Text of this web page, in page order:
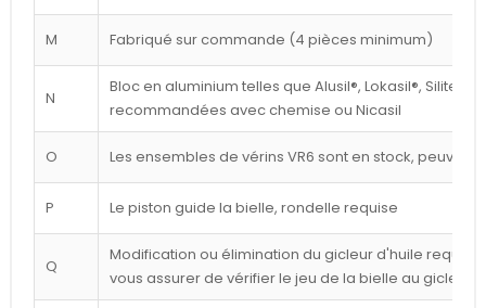
M Fabriqué sur commande (4 pièces minimum)
N
Bloc en aluminium telles que Alusil®, Lokasil®, Silitec®,
recommandées avec chemise ou Nicasil
O Les ensembles de vérins VR6 sont en stock, peuvent
P Le piston guide la bielle, rondelle requise
Q
Modification ou élimination du gicleur d'huile
vous assurer de vérifier le jeu de la bielle au gicleur